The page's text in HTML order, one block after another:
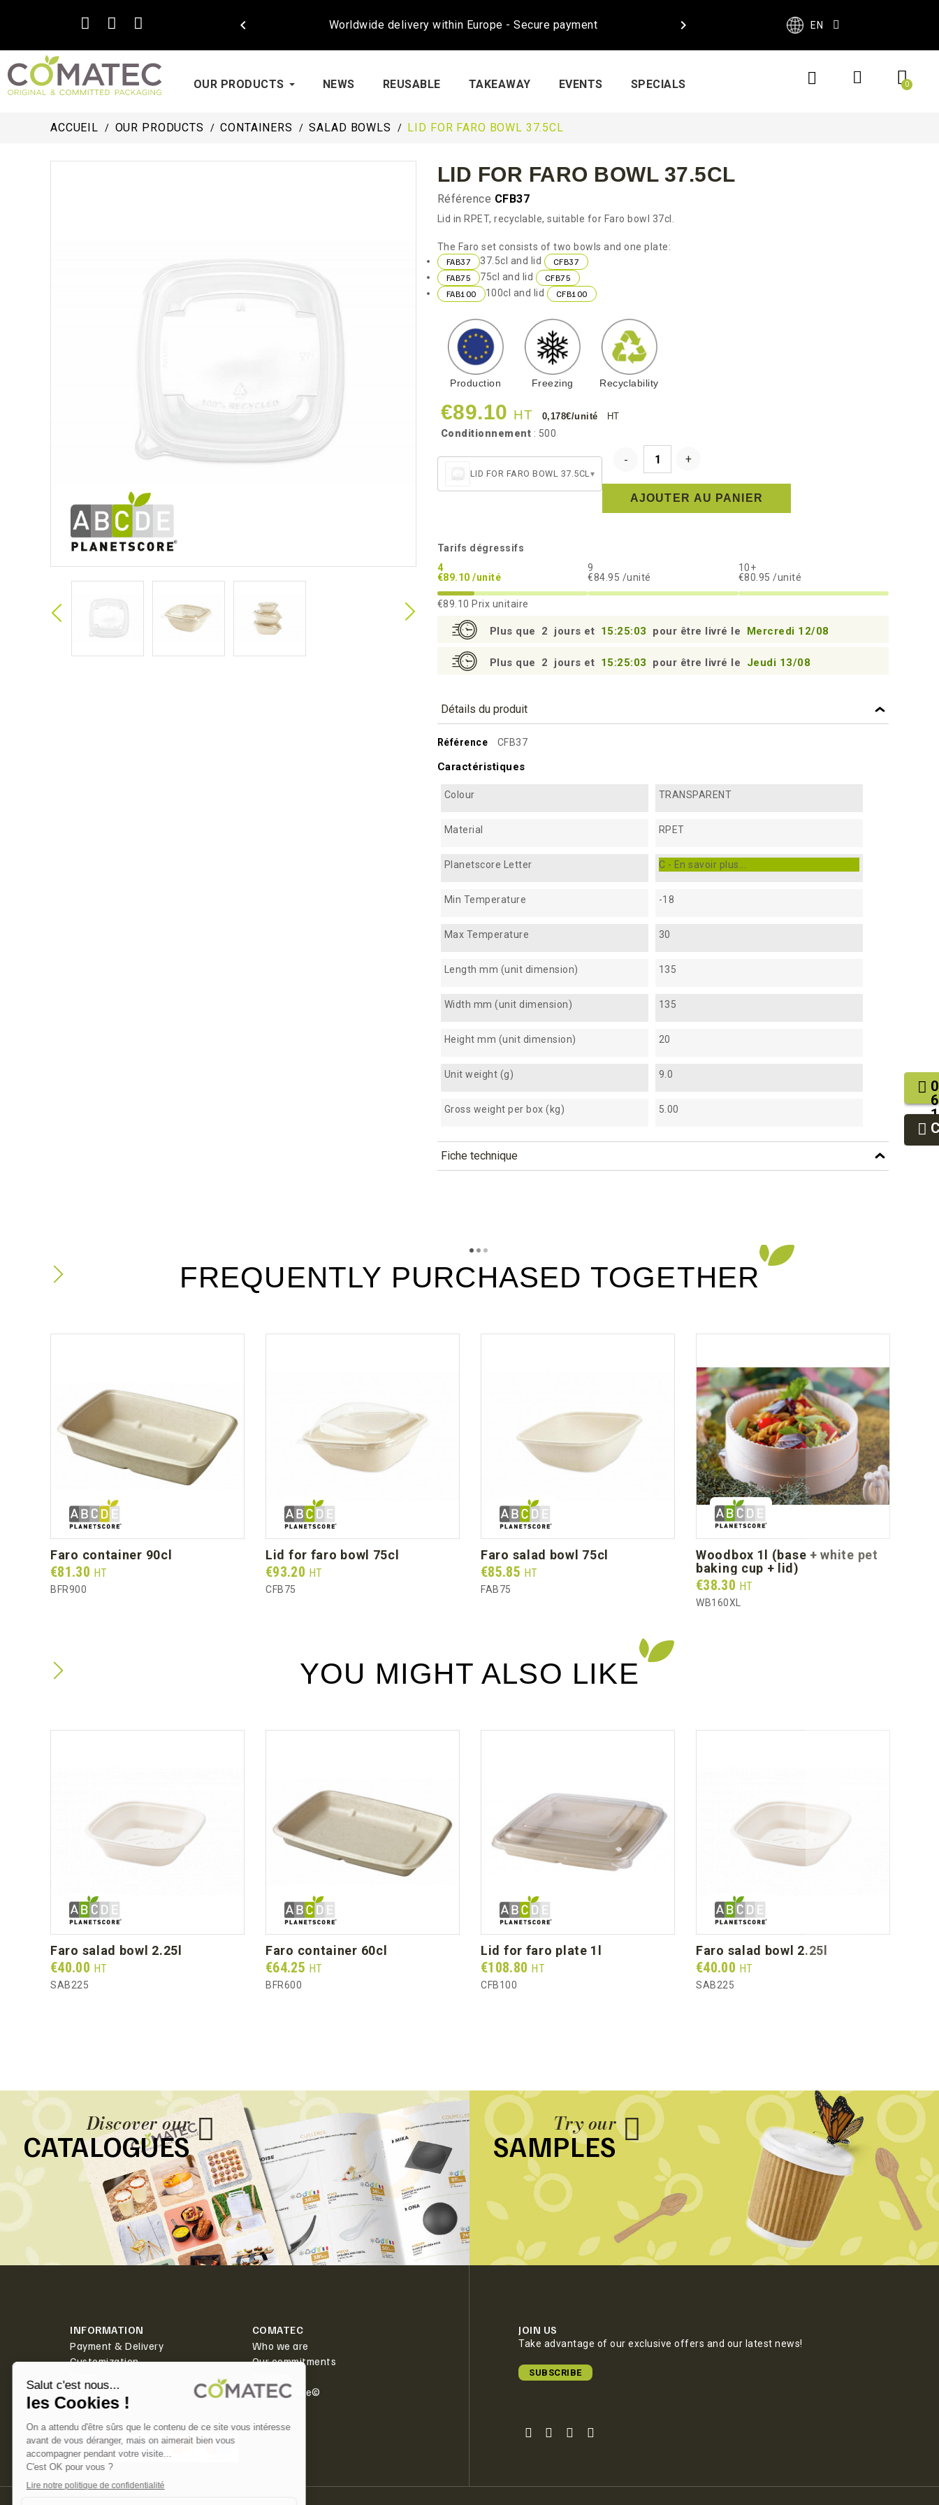
Worldwide delivery within Europe - Secure payment
  EN
OUR PRODUCTS NEWS REUSABLE TAKEAWAY EVENTS SPECIALS
ACCUEIL OUR PRODUCTS CONTAINERS SALAD BOWLS LID FOR FARO BOWL 37.5CL
LID FOR FARO BOWL 37.5CL
Référence CFB37
Lid in RPET, recyclable, suitable for Faro bowl 37cl.
The Faro set consists of two bowls and one plate:
FAB37 37.5cl and lid
CFB37
FAB75
75cl and lid
CFB75
FAB100
100cl and lid CFB100
Production Freezing Recyclability
€89.10 HT 0,178€/unité HT
Conditionnement : 500
LID FOR FARO BOWL 37.5CL▾
AJOUTER AU PANIER
Tarifs dégressifs
4
€89.10 /unité
9
€84.95 /unité
10+
€80.95 /unité
€89.10 Prix unitaire
Plus que 2 jours et 15:25:03 pour être livré le Mercredi 12/08
Plus que 2 jours et 15:25:03 pour être livré le Jeudi 13/08
Détails du produit
Référence CFB37
Caractéristiques
Colour TRANSPARENT
Material RPET
Planetscore Letter C - En savoir plus...
Min Temperature -18
Max Temperature 30
Length mm (unit dimension) 135
Width mm (unit dimension) 135
Height mm (unit dimension) 20
Unit weight (g) 9.0
Gross weight per box (kg) 5.00
Fiche technique
FREQUENTLY PURCHASED TOGETHER
faro container 90cl
Prix
€81.30 HT
BFR900
lid for faro bowl 75cl
Prix
€93.20 HT
CFB75
faro salad bowl 75cl
Prix
€85.85 HT
FAB75
woodbox 1l (base + white pet
baking cup + lid)
Prix
€38.30 HT
WB160XL
YOU MIGHT ALSO LIKE
faro salad bowl 2.25l
Prix
€40.00 HT
SAB225
faro container 60cl
Prix
€64.25 HT
BFR600
lid for faro plate 1l
Prix
€108.80 HT
CFB100
faro salad bowl 2.25l
Prix
€40.00 HT
SAB225
Discover our
CATALOGUES
Try our
SAMPLES
INFORMATION
Payment & Delivery
Customization
Contact
COMATEC
Who we are
Our commitments
PlanetScore©
SECURED PAYMENT ✅
JOIN US
Take advantage of our exclusive offers and our latest news!
SUBSCRIBE